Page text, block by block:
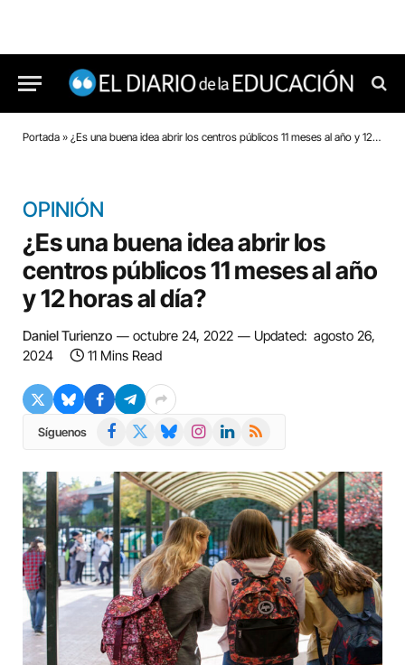
Portada » ¿Es una buena idea abrir los centros públicos 11 meses al año y 12 horas al día?
OPINIÓN
¿Es una buena idea abrir los
centros públicos 11 meses al año
y 12 horas al día?
Daniel Turienzo octubre 24, 2022 Updated: agosto 26,
2024
11 Mins Read
Síguenos Facebook BlueskyInstagramLinkedIn
RSS